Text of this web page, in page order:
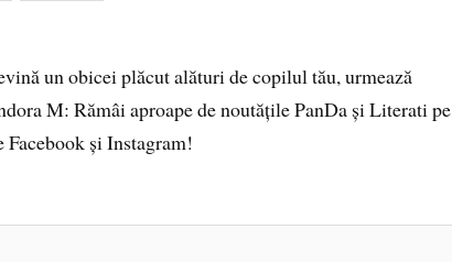
un obicei plăcut alături de copilul tău, urmează
M: Rămâi aproape de noutățile PanDa și Literati pe
și Instagram!